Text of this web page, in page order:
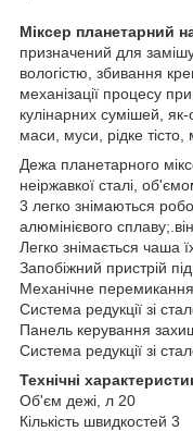
Міксер планетарний
призначений для
вологістю, збивання
механізації процесу
кулінарних сумішей, як-
маси, муси, рідке тісто,
Дежа планетарного
неіржавкої сталі,
3 легко знімаються
алюмінієвого
Легко знімається чаша
Запобіжний пристрій
Механічне
Система редукції зі
Панель керування
Система редукції зі
Технічні
Об'єм дежі, л 20
Кількість швидкостей 3